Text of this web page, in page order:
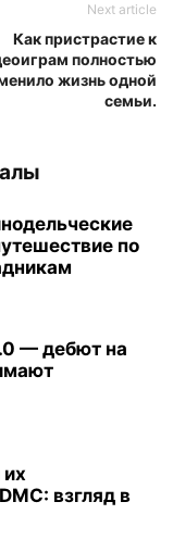
Next article
Как пристрастие к
полностью
жизнь одной
семьи.
по
— дебют на
взгляд в